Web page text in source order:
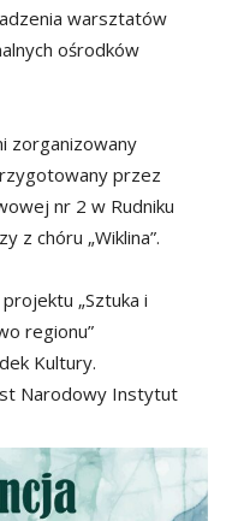
warsztatów
ośrodków
zorganizowany
przez
nr 2 w Rudniku
z chóru „Wiklina”.
„Sztuka i
regionu”
Kultury.
Narodowy Instytut